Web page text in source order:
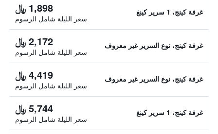
غرفة كينج، 1 سرير كينغ 1,898 ﷼
سعر الليلة شامل الرسوم
غرفة كينج، نوع السرير غير معروف 2,172 ﷼
سعر الليلة شامل الرسوم
غرفة كينج، نوع السرير غير معروف 4,419 ﷼
سعر الليلة شامل الرسوم
غرفة كينج، 1 سرير كينغ 5,744 ﷼
سعر الليلة شامل الرسوم